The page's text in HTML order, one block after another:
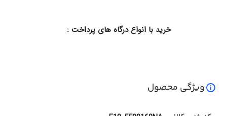
خرید با انواع درگاه های پرداخت :
ویژگی محصول